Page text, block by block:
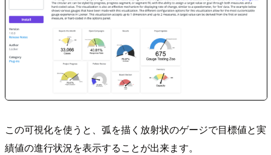
この可視化を使うと、弧を描く放射状のゲージで目標値と実
績値の進行状況を表示することが出来ます。